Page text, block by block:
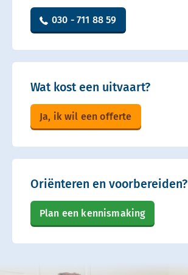
030 - 711 88 59
Wat kost een uitvaart?
Ja, ik wil een offerte
Oriënteren en voorbereiden?
Plan een kennismaking